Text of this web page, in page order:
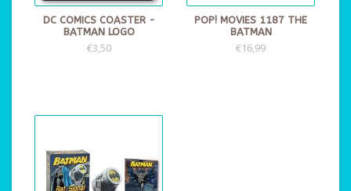
DC COMICS COASTER -
BATMAN LOGO
€3,50
POP! MOVIES 1187 THE
BATMAN
€16,99